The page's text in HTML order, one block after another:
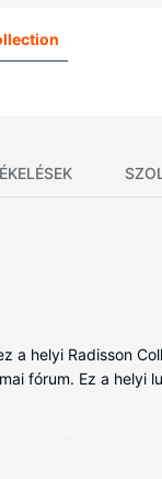
a helyi Radisson
fórum. Ez a